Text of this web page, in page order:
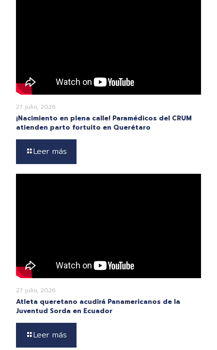
27 julio, 2026
¡Nacimiento en plena calle! Paramédicos del CRUM
atienden parto fortuito en Querétaro
Leer más
27 julio, 2026
Atleta queretano acudirá Panamericanos de la
Juventud Sorda en Ecuador
Leer más